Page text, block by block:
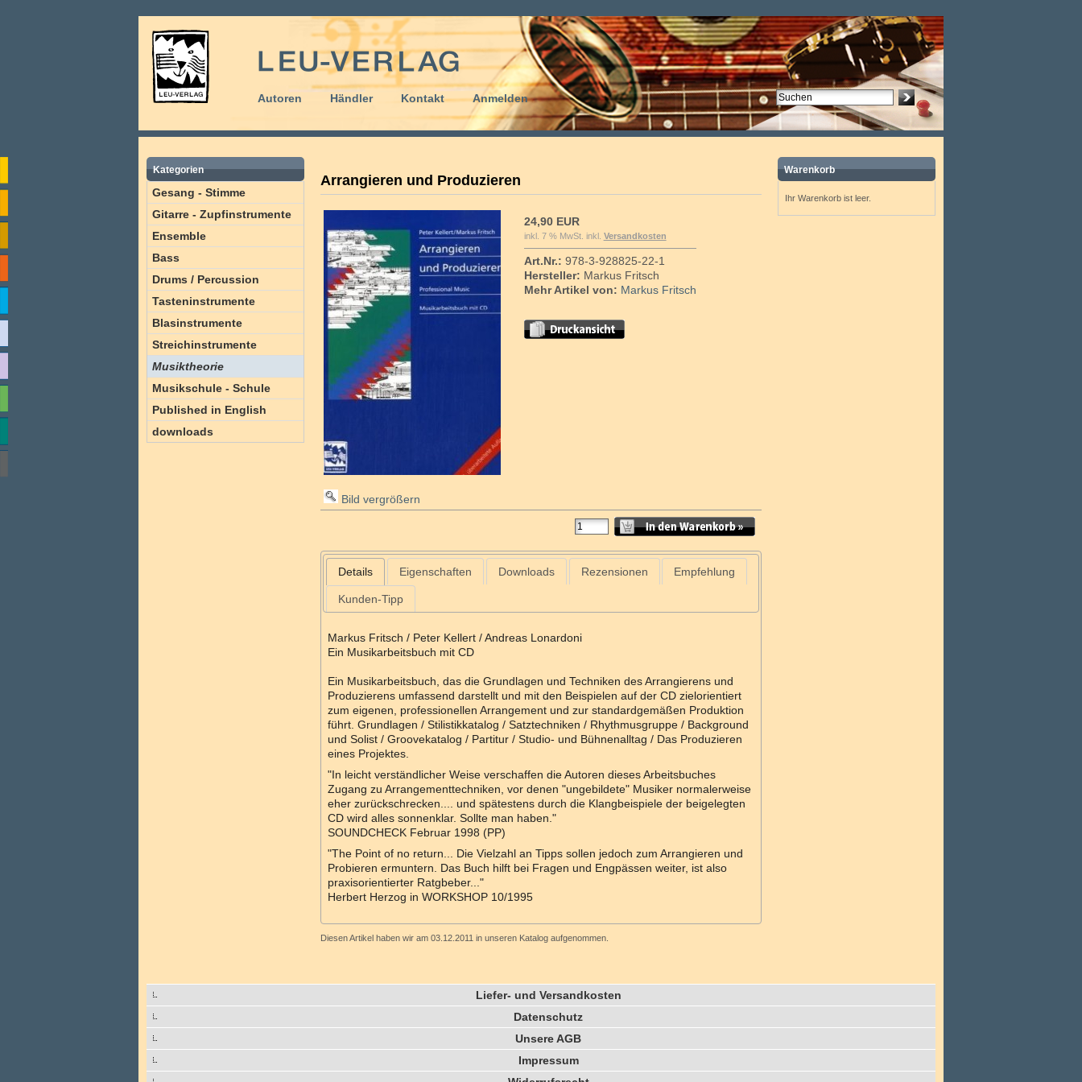
Autoren Händler Kontakt Anmelden
Kategorien
Gesang - Stimme
Gitarre - Zupfinstrumente
Ensemble
Bass
Drums / Percussion
Tasteninstrumente
Blasinstrumente
Streichinstrumente
Musiktheorie
Musikschule - Schule
Published in English
downloads
Arrangieren und Produzieren
Bild vergrößern
24,90 EUR
inkl. 7 % MwSt. inkl. Versandkosten
Art.Nr.: 978-3-928825-22-1
Hersteller: Markus Fritsch
Mehr Artikel von: Markus Fritsch
Details Eigenschaften Downloads Rezensionen Empfehlung
Kunden-Tipp
Markus Fritsch / Peter Kellert / Andreas Lonardoni
Ein Musikarbeitsbuch mit CD
Ein Musikarbeitsbuch, das die Grundlagen und Techniken des Arrangierens und
Produzierens umfassend darstellt und mit den Beispielen auf der CD zielorientiert
zum eigenen, professionellen Arrangement und zur standardgemäßen Produktion
führt. Grundlagen / Stilistikkatalog / Satztechniken / Rhythmusgruppe / Background
und Solist / Groovekatalog / Partitur / Studio- und Bühnenalltag / Das Produzieren
eines Projektes.
"In leicht verständlicher Weise verschaffen die Autoren dieses Arbeitsbuches
Zugang zu Arrangementtechniken, vor denen "ungebildete" Musiker normalerweise
eher zurückschrecken.... und spätestens durch die Klangbeispiele der beigelegten
CD wird alles sonnenklar. Sollte man haben."
SOUNDCHECK Februar 1998 (PP)
"The Point of no return... Die Vielzahl an Tipps sollen jedoch zum Arrangieren und
Probieren ermuntern. Das Buch hilft bei Fragen und Engpässen weiter, ist also
praxisorientierter Ratgbeber..."
Herbert Herzog in WORKSHOP 10/1995
Diesen Artikel haben wir am 03.12.2011 in unseren Katalog aufgenommen.
Warenkorb
Ihr Warenkorb ist leer.
Liefer- und Versandkosten
Datenschutz
Unsere AGB
Impressum